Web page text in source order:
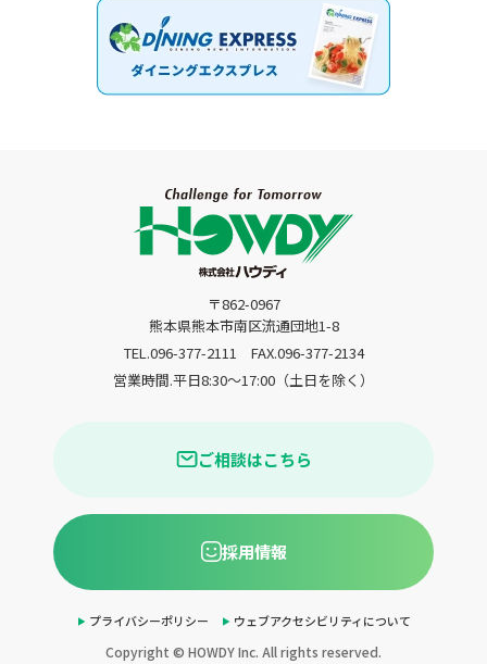
〒862-0967
熊本県熊本市南区流通団地1-8
TEL.096-377-2111
FAX.096-377-2134
営業時間.平日8:30〜17:00（土日を除く）
ご相談はこちら
採用情報
プライバシーポリシー ウェブアクセシビリティについて
Copyright © HOWDY Inc. All rights reserved.